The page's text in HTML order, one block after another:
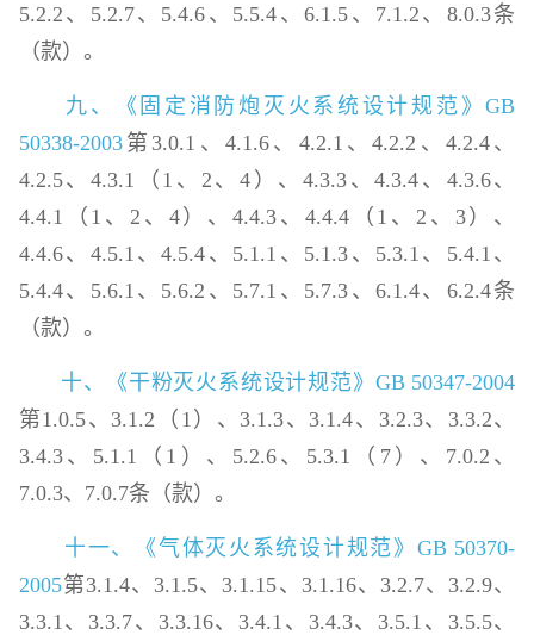
5.2.2、5.2.7、5.4.6、5.5.4、6.1.5、7.1.2、8.0.3条
（款）。
九、《固定消防炮灭火系统设计规范》GB
50338-2003第3.0.1、4.1.6、4.2.1、4.2.2、4.2.4、
4.2.5、4.3.1（1、2、4）、4.3.3、4.3.4、4.3.6、
4.4.1（1、2、4）、4.4.3、4.4.4（1、2、3）、
4.4.6、4.5.1、4.5.4、5.1.1、5.1.3、5.3.1、5.4.1、
5.4.4、5.6.1、5.6.2、5.7.1、5.7.3、6.1.4、6.2.4条
（款）。
十、《干粉灭火系统设计规范》GB 50347-2004
第1.0.5、3.1.2（1）、3.1.3、3.1.4、3.2.3、3.3.2、
3.4.3、5.1.1（1）、5.2.6、5.3.1（7）、7.0.2、
7.0.3、7.0.7条（款）。
十一、《气体灭火系统设计规范》GB 50370-
2005第3.1.4、3.1.5、3.1.15、3.1.16、3.2.7、3.2.9、
3.3.1、3.3.7、3.3.16、3.4.1、3.4.3、3.5.1、3.5.5、